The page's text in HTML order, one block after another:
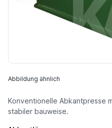
Abbildung ähnlich
Konventionelle Abkantpresse
stabiler bauweise.